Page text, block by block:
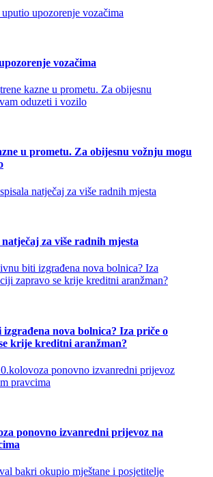
vozačima
u prometu. Za obijesnu vožnju mogu
za više radnih mjesta
nova bolnica? Iza priče o
krije kreditni aranžman?
ponovno izvanredni prijevoz na